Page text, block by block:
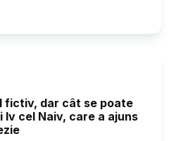
fictiv, dar cât se poate
Iv cel Naiv, care a ajuns